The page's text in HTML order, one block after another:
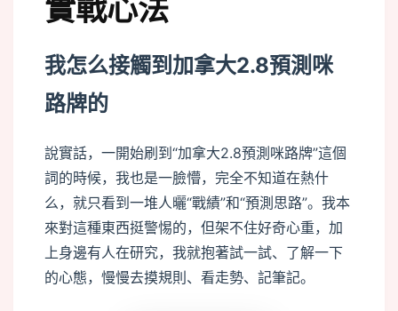
實戰心法
我怎么接觸到加拿大2.8預測咪
路牌的
說實話，一開始刷到“加拿大2.8預測咪路牌”這個
詞的時候，我也是一臉懵，完全不知道在熱什
么，就只看到一堆人曬“戰績”和“預測思路”。我本
來對這種東西挺警惕的，但架不住好奇心重，加
上身邊有人在研究，我就抱著試一試、了解一下
的心態，慢慢去摸規則、看走勢、記筆記。